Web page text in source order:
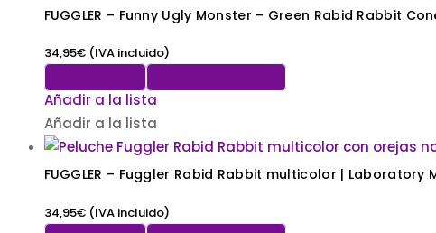
FUGGLER – Funny Ugly Monster – Green Rabid Rabbit
34,95€ (IVA incluido)
Añadir a la lista
Añadir a la lista
FUGGLER – Fuggler Rabid Rabbit multicolor |
34,95€ (IVA incluido)